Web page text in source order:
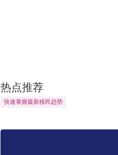
热点推荐
快速掌握最新移民趋势